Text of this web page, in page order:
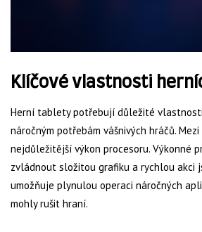
Klíčové vlastnosti
Herní tablety potřebují důležité
náročným potřebám vášnivých hráčů.
nejdůležitější výkon procesoru. Výkonné
zvládnout složitou grafiku a rychlou akci
umožňuje plynulou operaci náročných
mohly rušit hraní.